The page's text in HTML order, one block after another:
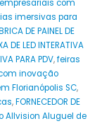
com
imersivas para
DE PAINEL DE
DE LED INTERATIVA
PARA PDV,feiras
inovação
Florianópolis SC,
,FORNECEDOR DE
Allvision Aluguel de